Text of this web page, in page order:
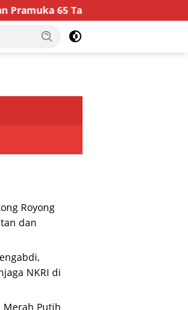
Mengabdi, Membangun
Royong
dan
NKRI di
Merah Putih